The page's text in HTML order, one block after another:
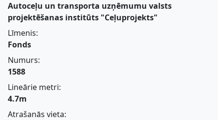
Autoceļu un transporta uzņēmumu valsts
projektēšanas institūts "Ceļuprojekts"
Līmenis:
Fonds
Numurs:
1588
Lineārie metri:
4.7m
Atrašanās vieta: